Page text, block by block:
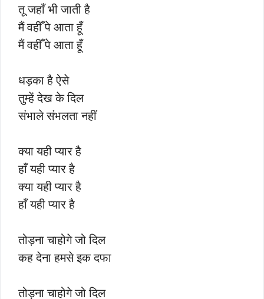
तू जहाँ भी जाती है
मैं वहीँ पे आता हूँ
मैं वहीँ पे आता हूँ
धड़का है ऐसे
तुम्हें देख के दिल
संभाले संभलता नहीं
क्या यही प्यार है
हाँ यही प्यार है
क्या यही प्यार है
हाँ यही प्यार है
तोड़ना चाहोगे जो दिल
कह देना हमसे इक दफा
तोड़ना चाहोगे जो दिल